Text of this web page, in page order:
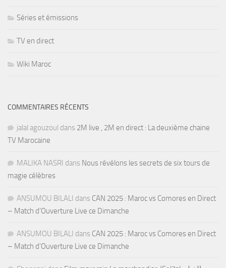
Séries et émissions
TV en direct
Wiki Maroc
COMMENTAIRES RÉCENTS
jalal agouzoul dans 2M live , 2M en direct : La deuxième chaine
TV Marocaine
MALIKA NASRI dans Nous révélons les secrets de six tours de
magie célèbres
ANSUMOU BILALI dans CAN 2025 : Maroc vs Comores en Direct
– Match d’Ouverture Live ce Dimanche
ANSUMOU BILALI dans CAN 2025 : Maroc vs Comores en Direct
– Match d’Ouverture Live ce Dimanche